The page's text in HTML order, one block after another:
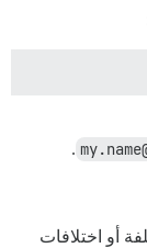
.
أو اختلافات